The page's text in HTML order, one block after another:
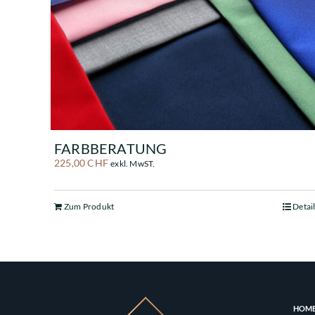
FARBBERATUNG
225,00CHF exkl. MwST.
Zum Produkt